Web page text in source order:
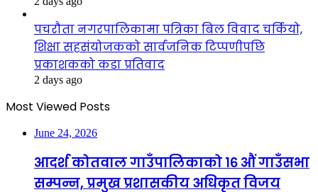
पचरौता नगरपालिकामा पत्रिका बिल विवाद चर्कियो,
शिक्षा सहसंयोजकको सार्वजनिक टिप्पणीपछि
प्रकाशकको कडा प्रतिवाद
2 days ago
Most Viewed Posts
June 24, 2026
आदर्श कोतवाल गाउँपालिकाको १६ औं गाउँसभा
सम्पन्न, प्रमुख प्रशासकीय अधिकृत विजय